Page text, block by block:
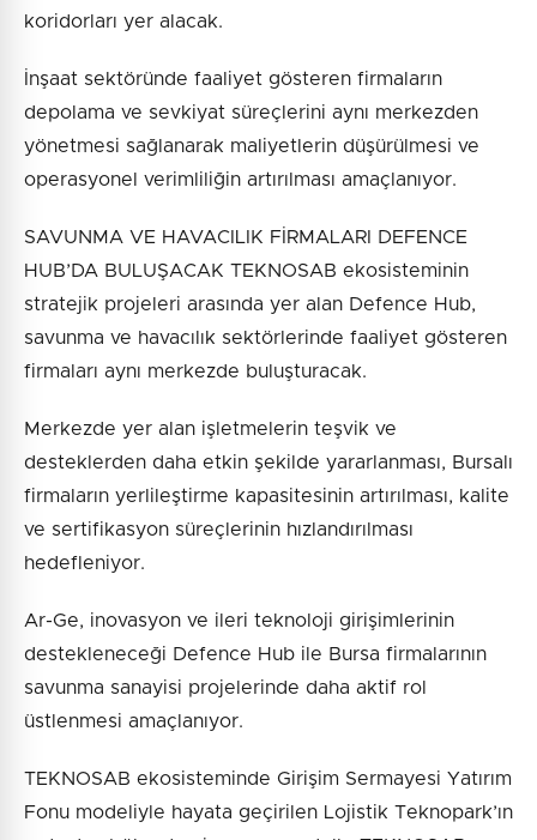
koridorları yer alacak.
İnşaat sektöründe faaliyet gösteren firmaların
depolama ve sevkiyat süreçlerini aynı merkezden
yönetmesi sağlanarak maliyetlerin düşürülmesi ve
operasyonel verimliliğin artırılması amaçlanıyor.
SAVUNMA VE HAVACILIK FİRMALARI DEFENCE
HUB’DA BULUŞACAK TEKNOSAB ekosisteminin
stratejik projeleri arasında yer alan Defence Hub,
savunma ve havacılık sektörlerinde faaliyet gösteren
firmaları aynı merkezde buluşturacak.
Merkezde yer alan işletmelerin teşvik ve
desteklerden daha etkin şekilde yararlanması, Bursalı
firmaların yerlileştirme kapasitesinin artırılması, kalite
ve sertifikasyon süreçlerinin hızlandırılması
hedefleniyor.
Ar-Ge, inovasyon ve ileri teknoloji girişimlerinin
destekleneceği Defence Hub ile Bursa firmalarının
savunma sanayisi projelerinde daha aktif rol
üstlenmesi amaçlanıyor.
TEKNOSAB ekosisteminde Girişim Sermayesi Yatırım
Fonu modeliyle hayata geçirilen Lojistik Teknopark’ın